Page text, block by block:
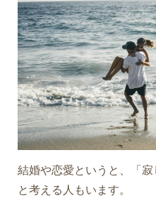
結婚や恋愛というと、「寂
と考える人もいます。